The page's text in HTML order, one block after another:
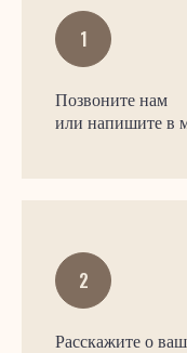
Позвоните нам
или напишите в
Расскажите о